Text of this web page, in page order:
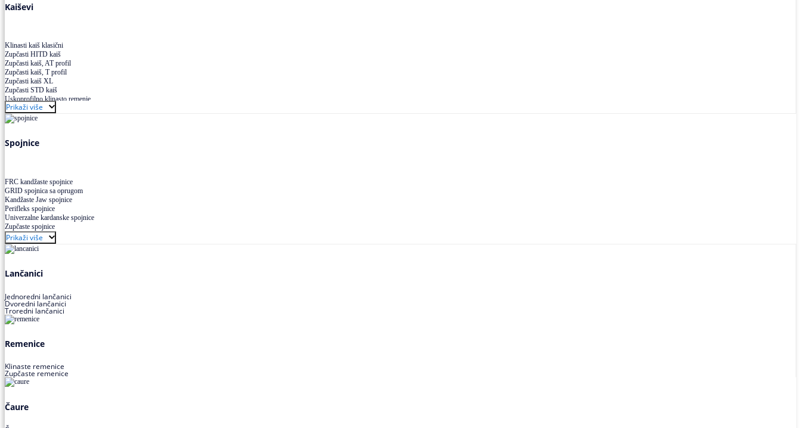
Kaiševi
Klinasti kaiš klasični
Zupčasti HITD kaiš
Zupčasti kaiš, AT profil
Zupčasti kaiš, T profil
Zupčasti kaiš XL
Zupčasti STD kaiš
Uskoprofilno klinasto remenje
Uskoprofilno klinasto remenje spojeno
Uskoprofilno klinasto remenje XP extra power
Višekanalno remenje PJ,PK
Prikaži više
Spojnice
FRC kandžaste spojnice
GRID spojnica sa oprugom
Kandžaste Jaw spojnice
Perifleks spojnice
Univerzalne kardanske spojnice
Zupčaste spojnice
Prikaži više
Lančanici
Jednoredni lančanici
Dvoredni lančanici
Troredni lančanici
Remenice
Klinaste remenice
Zupčaste remenice
Čaure